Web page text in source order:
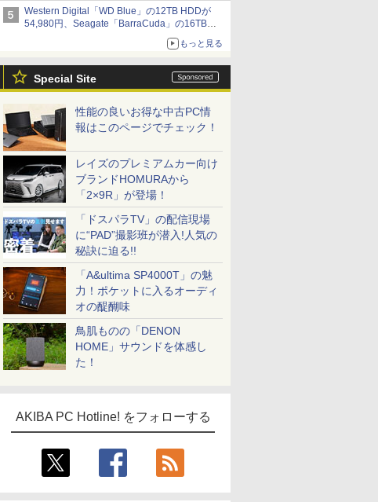
Western Digital「WD Blue」の12TB HDDが
54,980円、Seagate「BarraCuda」の16TB
HDDが64,980円などが特売、NAS・ビジネス向
けは上昇傾向 [8月前半のHDD価格]
もっと見る
Special Site
性能の良いお得な中古PC情
報はこのページでチェック！
レイズのプレミアムカー向け
ブランドHOMURAから
「2×9R」が登場！
「ドスパラTV」の配信現場
に“PAD”撮影班が潜入!人気の
秘訣に迫る!!
「A&ultima SP4000T」の魅
力！ポケットに入るオーディ
オの醍醐味
鳥肌ものの「DENON
HOME」サウンドを体感し
た！
AKIBA PC Hotline! をフォローする